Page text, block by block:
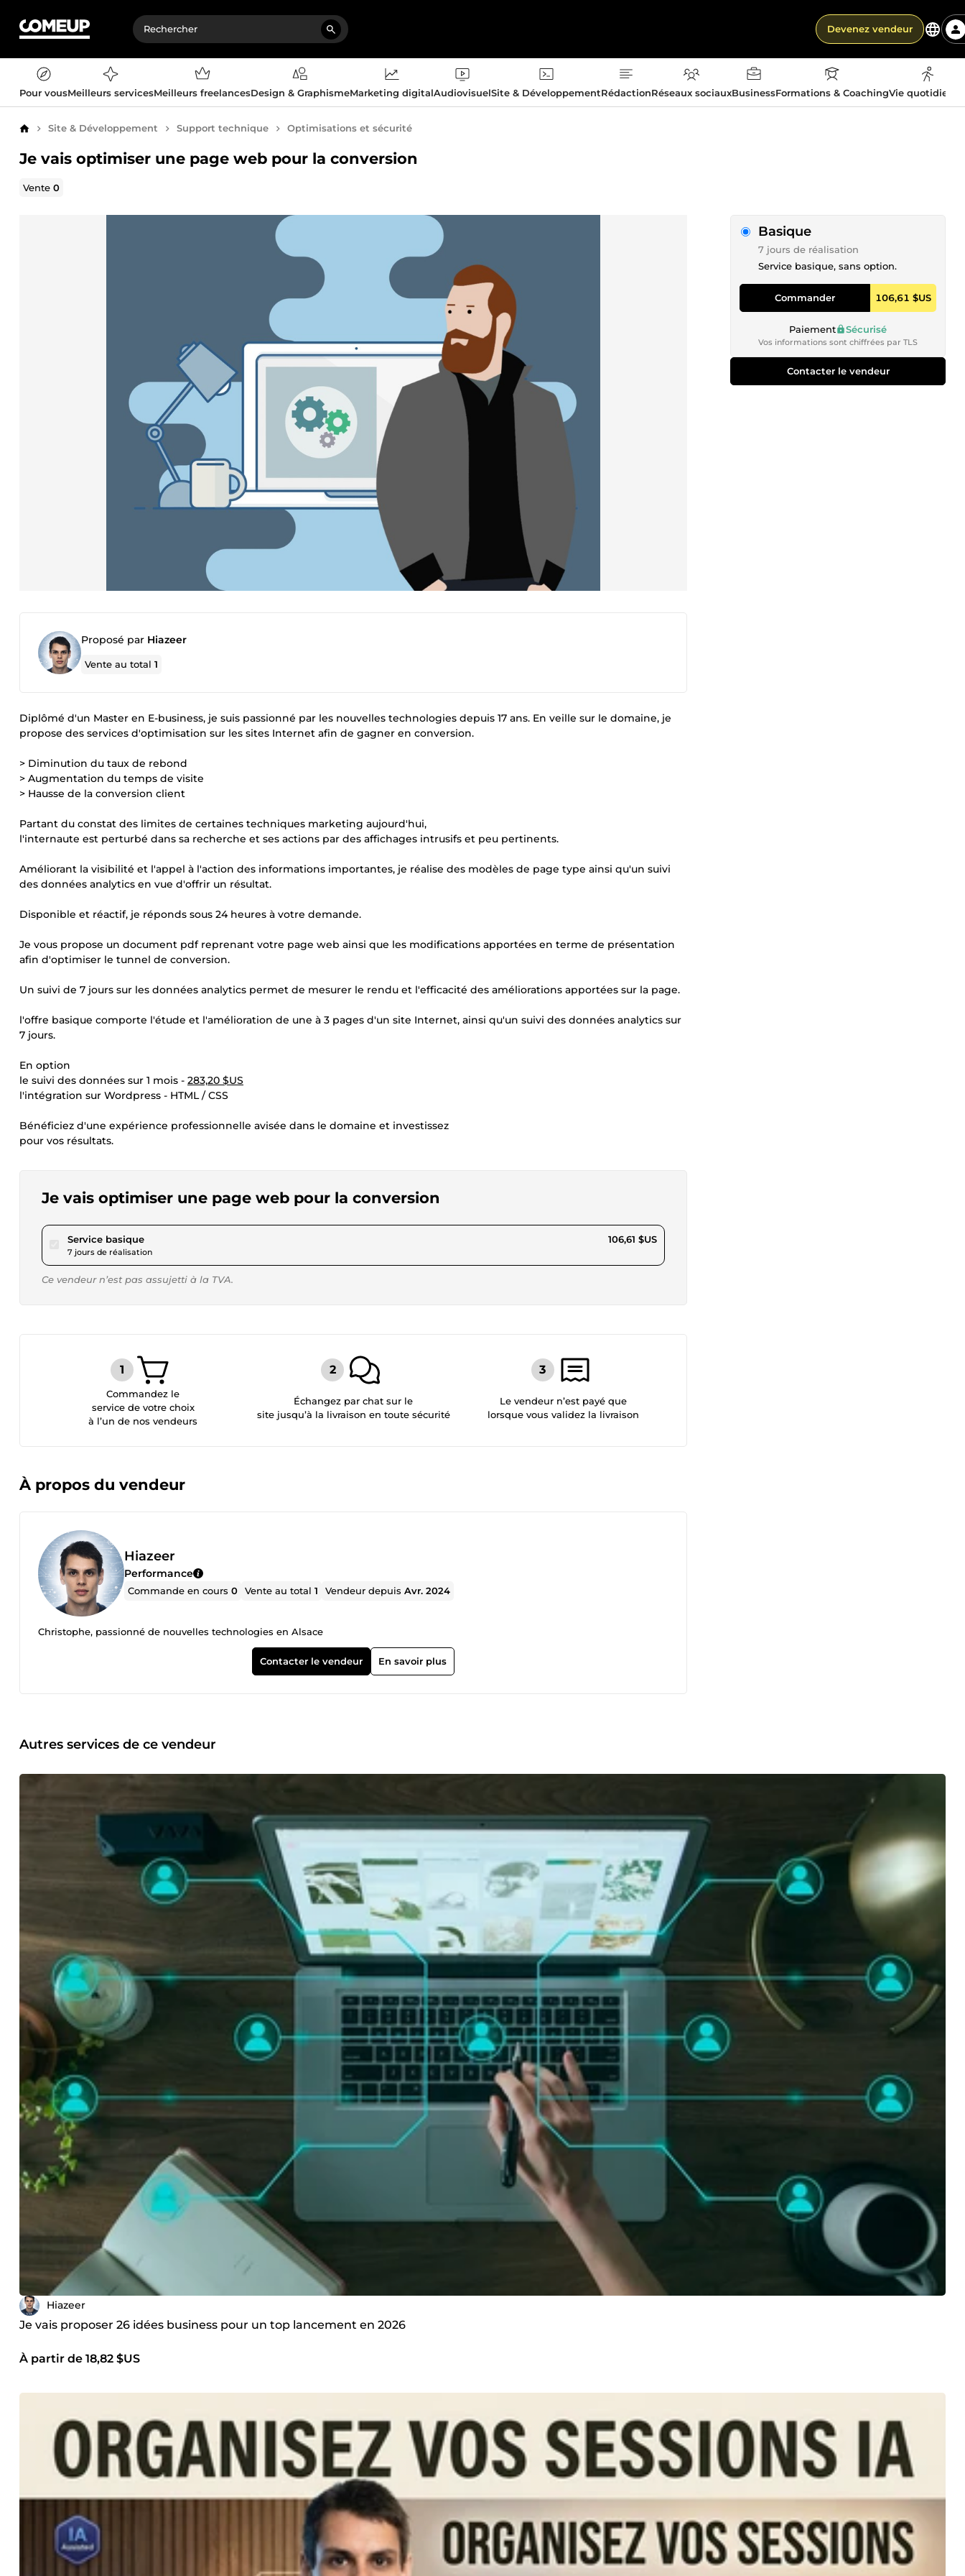
Devenez vendeur
Pour vousMeilleurs servicesMeilleurs freelancesDesign & GraphismeMarketing digitalAudiovisuelSite & DéveloppementRédactionRéseaux sociauxBusinessFormations & CoachingVie
AccueilSite & Développement Support technique Optimisations et sécurité
Je vais optimiser une page web pour la conversion
Vente0
Proposé par Hiazeer
Vente au total1
Diplômé d'un Master en E-business, je suis passionné par les nouvelles technologies depuis 17 ans. En veille sur le domaine, je
propose des services d'optimisation sur les sites Internet afin de gagner en conversion.
> Diminution du taux de rebond
> Augmentation du temps de visite
> Hausse de la conversion client
Partant du constat des limites de certaines techniques marketing aujourd'hui,
l'internaute est perturbé dans sa recherche et ses actions par des affichages intrusifs et peu pertinents.
Améliorant la visibilité et l'appel à l'action des informations importantes, je réalise des modèles de page type ainsi qu'un suivi
des données analytics en vue d'offrir un résultat.
Disponible et réactif, je réponds sous 24 heures à votre demande.
Je vous propose un document pdf reprenant votre page web ainsi que les modifications apportées en terme de présentation
afin d'optimiser le tunnel de conversion.
Un suivi de 7 jours sur les données analytics permet de mesurer le rendu et l'efficacité des améliorations apportées sur la page.
l'offre basique comporte l'étude et l'amélioration de une à 3 pages d'un site Internet, ainsi qu'un suivi des données analytics sur
7 jours.
En option
le suivi des données sur 1 mois - 283,20 $US
l'intégration sur Wordpress - HTML / CSS
Bénéficiez d'une expérience professionnelle avisée dans le domaine et investissez
pour vos résultats.
Je vais optimiser une page web pour la conversion
Service basiquepour 98,25 $US
7 jours de réalisation
106,61 $US
Ce vendeur n’est pas assujetti à la TVA.
Basique
7 jours de réalisation
Service basique, sans option.
Commander 106,61 $US
Paiement Sécurisé
Vos informations sont chiffrées par TLS
Contacter le vendeur
Commandez le
service de votre choix
à l’un de nos vendeurs
Échangez par chat sur le
site jusqu’à la livraison en toute sécurité
Le vendeur n’est payé que
lorsque vous validez la livraison
À propos du vendeur
Hiazeer
Performance
Commande en cours0 Vente au total1 Vendeur depuisAvr. 2024
Christophe, passionné de nouvelles technologies en Alsace
Contacter le vendeur En savoir plus
Autres services de ce vendeur
Hiazeer
Je vais proposer 26 idées business pour un top lancement en 2026
À partir de 18,82 $US